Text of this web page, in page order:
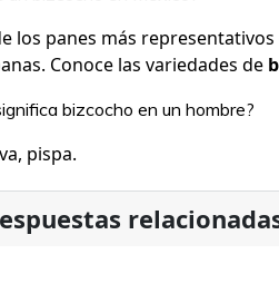
los panes más representativos
Conoce las variedades de
bizcocho en un hombre?
pispa.